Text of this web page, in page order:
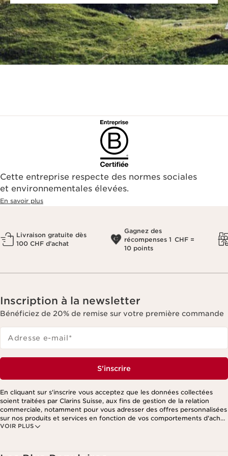
Cette entreprise respecte des normes sociales
et environnementales élevées.
En savoir plus
Livraison gratuite dès
100 CHF d’achat
Gagnez des
récompenses 1 CHF =
10 points
Inscription à la newsletter
Bénéficiez de 20% de remise sur votre première commande
Adresse e-mail*
S'inscrire
VOIR PLUS
En cliquant sur s'inscrire vous acceptez que les données collectées
soient traitées par Clarins Suisse, aux fins de gestion de la relation
commerciale, notamment pour vous adresser des offres personnalisées
sur nos produits et services en fonction de vos comportements d'achat,
de vos habitudes et/ou de vos centres d'intérêts, y compris par
cliquant sur le lien de désinscription présent dans chaque newsletter.